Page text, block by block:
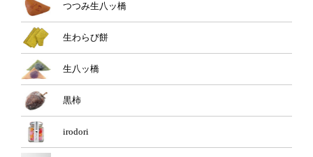
つつみ生八ッ橋
生わらび餅
生八ッ橋
黒柿
irodori